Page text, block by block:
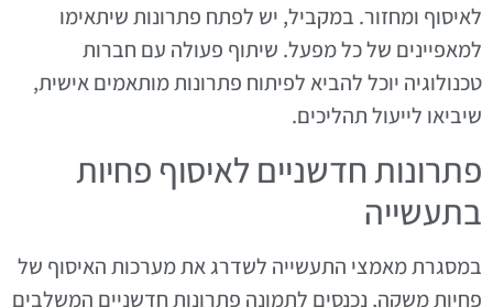
לאיסוף ומחזור. במקביל, יש לפתח פתרונות שיתאימו
למאפיינים של כל מפעל. שיתוף פעולה עם חברות
טכנולוגיה יוכל להביא לפיתוח פתרונות מותאמים אישית,
שיביאו לייעול תהליכים.
פתרונות חדשניים לאיסוף פחיות
בתעשייה
במסגרת מאמצי התעשייה לשדרג את מערכות האיסוף של
פחיות משקה, נכנסים לתמונה פתרונות חדשניים המשלבים